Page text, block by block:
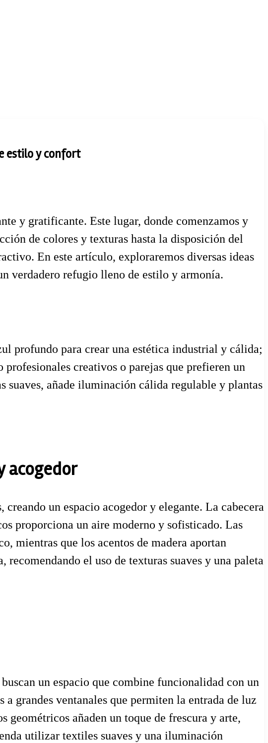
estilo y confort
y gratificante. Este lugar, donde comenzamos y
de colores y texturas hasta la disposición del
En este artículo, exploraremos diversas ideas
verdadero refugio lleno de estilo y armonía.
profundo para crear una estética industrial y cálida;
creativos o parejas que prefieren un
suaves, añade iluminación cálida regulable y plantas
acogedor
un espacio acogedor y elegante. La cabecera
proporciona un aire moderno y sofisticado. Las
mientras que los acentos de madera aportan
el uso de texturas suaves y una paleta
un espacio que combine funcionalidad con un
grandes ventanales que permiten la entrada de luz
geométricos añaden un toque de frescura y arte,
utilizar textiles suaves y una iluminación